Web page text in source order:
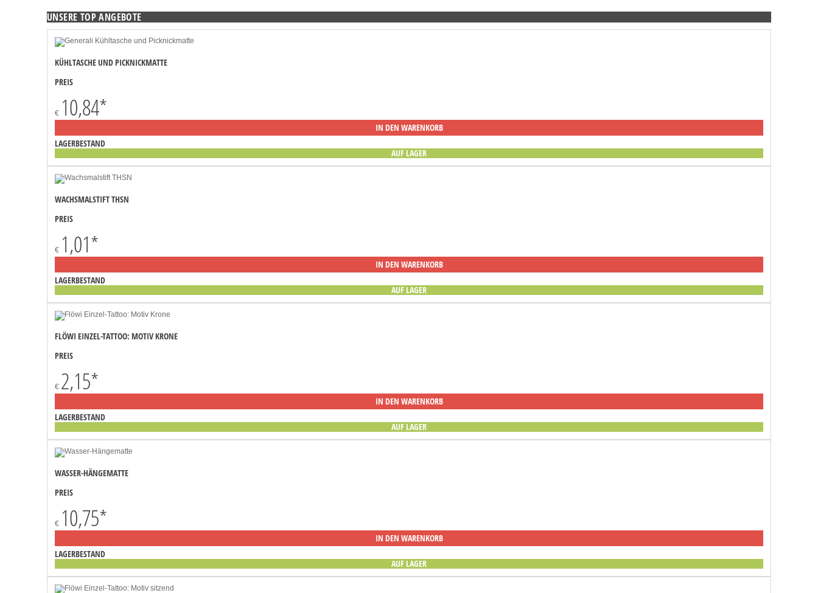
UNSERE TOP ANGEBOTE
KÜHLTASCHE UND PICKNICKMATTE
PREIS
€ 10,84*
IN DEN WARENKORB
LAGERBESTAND
AUF LAGER
WACHSMALSTIFT THSN
PREIS
€ 1,01*
IN DEN WARENKORB
LAGERBESTAND
AUF LAGER
FLÖWI EINZEL-TATTOO: MOTIV KRONE
PREIS
€ 2,15*
IN DEN WARENKORB
LAGERBESTAND
AUF LAGER
WASSER-HÄNGEMATTE
PREIS
€ 10,75*
IN DEN WARENKORB
LAGERBESTAND
AUF LAGER